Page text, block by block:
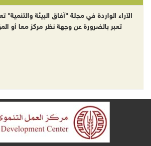
الآراء الواردة في مجلة "آفاق البيئة والتنمية"
تعبر بالضرورة عن وجهة نظر مركز معا أو